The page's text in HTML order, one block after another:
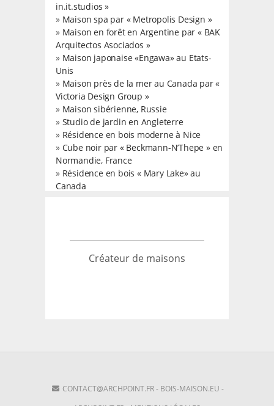
in.it.studios »
» Maison spa par « Metropolis Design »
» Maison en forêt en Argentine par « BAK
Arquitectos Asociados »
» Maison japonaise «Engawa» au Etats-
Unis
» Maison près de la mer au Canada par «
Victoria Design Group »
» Maison sibérienne, Russie
» Studio de jardin en Angleterre
» Résidence en bois moderne à Nice
» Cube noir par « Beckmann-N’Thepe » en
Normandie, France
» Résidence en bois « Mary Lake» au
Canada
Créateur de maisons
CONTACT@ARCHPOINT.FR- BOIS-MAISON.EU -